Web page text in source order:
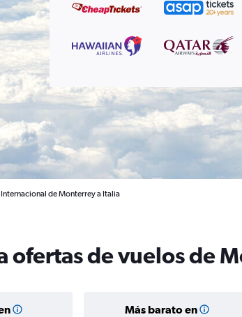
de Monterrey a Italia
ofertas de vuelos de
Más barato en